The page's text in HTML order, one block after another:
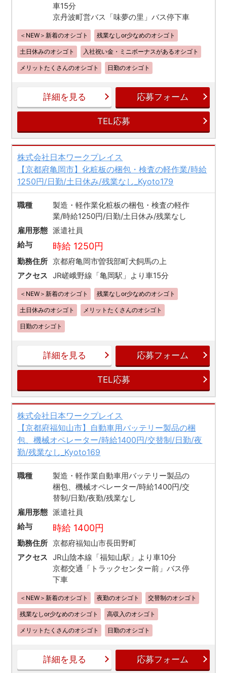
車15分
京丹波町営バス「味夢の里」バス停下車
＜NEW＞新着のオシゴト 残業なしor少なめのオシゴト
土日休みのオシゴト 入社祝い金・ミニボーナスがあるオシゴト
メリットたくさんのオシゴト 日勤のオシゴト
詳細を見る 応募フォーム
TEL応募
株式会社日本ワークプレイス
【京都府亀岡市】化粧板の梱包・検査の軽作業/時給
1250円/日勤/土日休み/残業なし_Kyoto179
職種
製造・軽作業化粧板の梱包・検査の軽作
業/時給1250円/日勤/土日休み/残業なし
雇用形態 派遣社員
給与
時給 1250円
勤務住所 京都府亀岡市曽我部町犬飼馬の上
アクセス
JR嵯峨野線「亀岡駅」より車15分
＜NEW＞新着のオシゴト 残業なしor少なめのオシゴト
土日休みのオシゴト メリットたくさんのオシゴト
日勤のオシゴト
詳細を見る 応募フォーム
TEL応募
株式会社日本ワークプレイス
【京都府福知山市】自動車用バッテリー製品の梱
包、機械オペレーター/時給1400円/交替制/日勤/夜
勤/残業なし_Kyoto169
職種
製造・軽作業自動車用バッテリー製品の
梱包、機械オペレーター/時給1400円/交
替制/日勤/夜勤/残業なし
雇用形態 派遣社員
給与
時給 1400円
勤務住所 京都府福知山市長田野町
アクセス
JR山陰本線「福知山駅」より車10分
京都交通「トラックセンター前」バス停
下車
＜NEW＞新着のオシゴト 夜勤のオシゴト 交替制のオシゴト
残業なしor少なめのオシゴト 高収入のオシゴト
メリットたくさんのオシゴト 日勤のオシゴト
詳細を見る 応募フォーム